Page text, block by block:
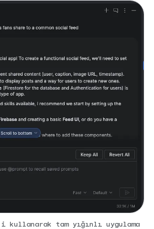
kullanarak tam yığınlı uygulama